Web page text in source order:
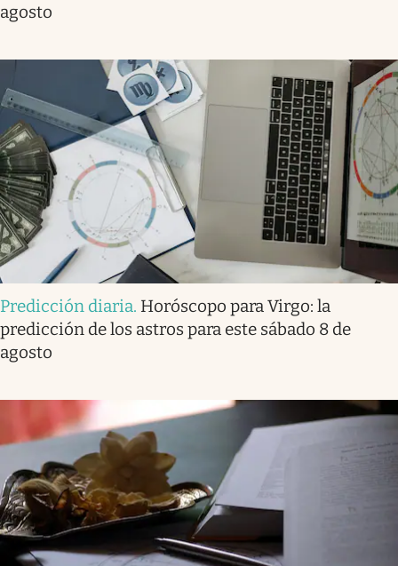
agosto
Predicción diaria. Horóscopo para Virgo: la
predicción de los astros para este sábado 8 de
agosto